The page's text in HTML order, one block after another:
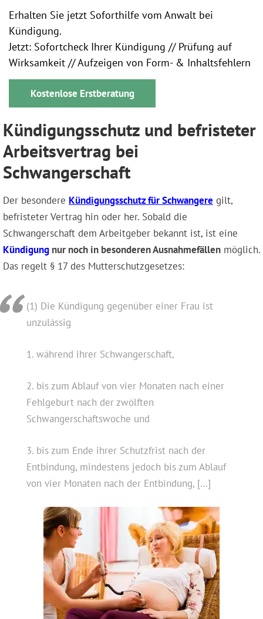
Erhalten Sie jetzt Soforthilfe vom Anwalt bei
Kündigung.
Jetzt: Sofortcheck Ihrer Kündigung // Prüfung auf
Wirksamkeit // Aufzeigen von Form- & Inhaltsfehlern
Kostenlose Erstberatung
Kündigungsschutz und befristeter
Arbeitsvertrag bei
Schwangerschaft
Der besondere Kündigungsschutz für Schwangere gilt,
befristeter Vertrag hin oder her. Sobald die
Schwangerschaft dem Arbeitgeber bekannt ist, ist eine
Kündigung nur noch in besonderen Ausnahmefällen möglich.
Das regelt § 17 des Mutterschutzgesetzes:
(1) Die Kündigung gegenüber einer Frau ist
unzulässig
1. während ihrer Schwangerschaft,
2. bis zum Ablauf von vier Monaten nach einer
Fehlgeburt nach der zwölften
Schwangerschaftswoche und
3. bis zum Ende ihrer Schutzfrist nach der
Entbindung, mindestens jedoch bis zum Ablauf
von vier Monaten nach der Entbindung, […]